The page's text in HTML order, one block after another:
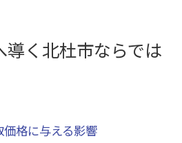
導く北杜市ならでは
格に与える影響